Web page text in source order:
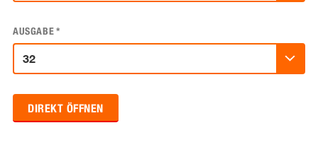
AUSGABE*
DIREKT ÖFFNEN